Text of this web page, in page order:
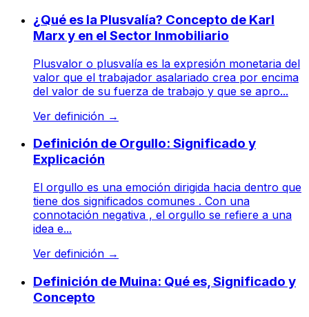
¿Qué es la Plusvalía? Concepto de Karl
Marx y en el Sector Inmobiliario
Plusvalor o plusvalía es la expresión monetaria del
valor que el trabajador asalariado crea por encima
del valor de su fuerza de trabajo y que se apro...
Ver definición →
Definición de Orgullo: Significado y
Explicación
El orgullo es una emoción dirigida hacia dentro que
tiene dos significados comunes . Con una
connotación negativa , el orgullo se refiere a una
idea e...
Ver definición →
Definición de Muina: Qué es, Significado y
Concepto